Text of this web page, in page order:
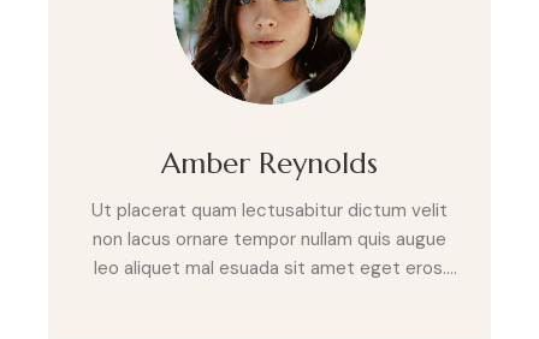
Amber Reynolds
Ut placerat quam lectusabitur dictum velit
non lacus ornare tempor nullam quis augue
leo aliquet mal esuada sit amet eget eros.